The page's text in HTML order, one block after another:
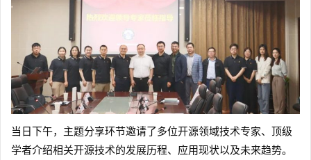
当日下午，主题分享环节邀请了多位开源领域技术专家、顶级
学者介绍相关开源技术的发展历程、应用现状以及未来趋势。